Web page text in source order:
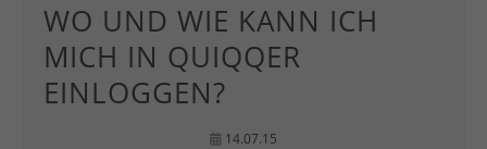
WO UND WIE KANN ICH
MICH IN QUIQQER
EINLOGGEN?
14.07.15